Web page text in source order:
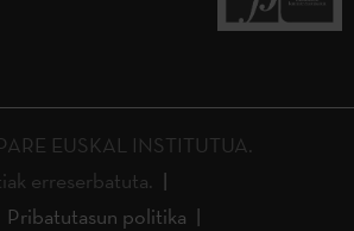
EUSKAL INSTITUTUA.
erreserbatuta.
Pribatutasun politika